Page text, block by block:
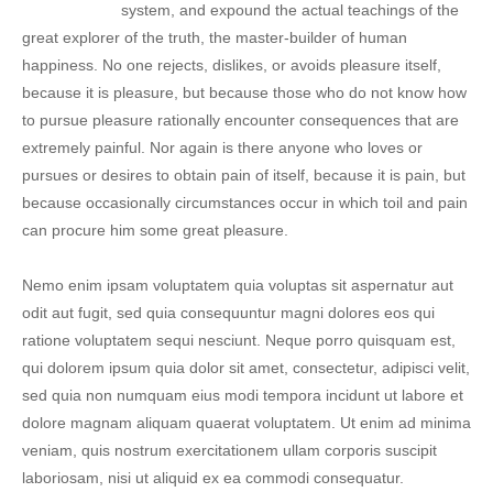
system, and expound the actual teachings of the
great explorer of the truth, the master-builder of human
happiness. No one rejects, dislikes, or avoids pleasure itself,
because it is pleasure, but because those who do not know how
to pursue pleasure rationally encounter consequences that are
extremely painful. Nor again is there anyone who loves or
pursues or desires to obtain pain of itself, because it is pain, but
because occasionally circumstances occur in which toil and pain
can procure him some great pleasure.
Nemo enim ipsam voluptatem quia voluptas sit aspernatur aut
odit aut fugit, sed quia consequuntur magni dolores eos qui
ratione voluptatem sequi nesciunt. Neque porro quisquam est,
qui dolorem ipsum quia dolor sit amet, consectetur, adipisci velit,
sed quia non numquam eius modi tempora incidunt ut labore et
dolore magnam aliquam quaerat voluptatem. Ut enim ad minima
veniam, quis nostrum exercitationem ullam corporis suscipit
laboriosam, nisi ut aliquid ex ea commodi consequatur.